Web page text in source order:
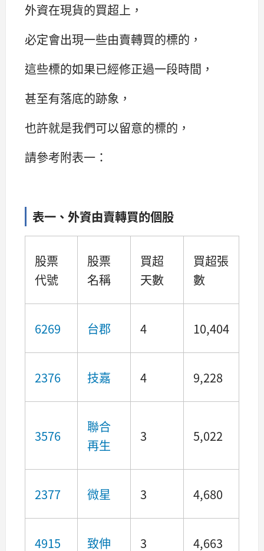
外資在現貨的買超上，
必定會出現一些由賣轉買的標的，
這些標的如果已經修正過一段時間，
甚至有落底的跡象，
也許就是我們可以留意的標的，
請參考附表一：
表一、外資由賣轉買的個股
股票
代號
股票
名稱
買超
天數
買超張
數
6269 台郡 4 10,404
2376 技嘉 4 9,228
3576
聯合
再生
3 5,022
2377 微星 3 4,680
4915 致伸 3 4,663